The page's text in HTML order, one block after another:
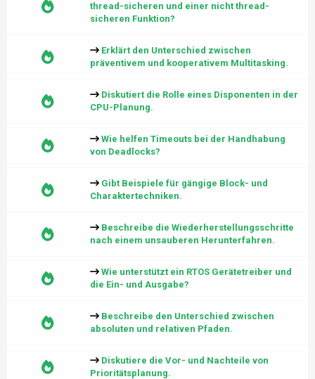
thread-sicheren und einer nicht thread-
sicheren Funktion?
Erklärt den Unterschied zwischen
präventivem und kooperativem Multitasking.
Diskutiert die Rolle eines Disponenten in der
CPU-Planung.
Wie helfen Timeouts bei der Handhabung
von Deadlocks?
Gibt Beispiele für gängige Block- und
Charaktertechniken.
Beschreibe die Wiederherstellungsschritte
nach einem unsauberen Herunterfahren.
Wie unterstützt ein RTOS Gerätetreiber und
die Ein- und Ausgabe?
Beschreibe den Unterschied zwischen
absoluten und relativen Pfaden.
Diskutiere die Vor- und Nachteile von
Prioritätsplanung.